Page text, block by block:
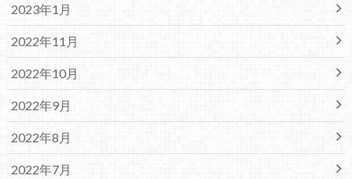
2023年1月
2022年11月
2022年10月
2022年9月
2022年8月
2022年7月